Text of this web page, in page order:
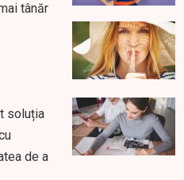
tânăr
soluția
de a